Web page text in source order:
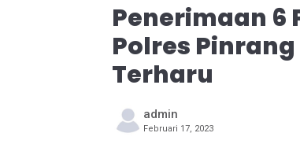
Penerimaan 6
Polres
Terharu
admin
Februari 17, 2023